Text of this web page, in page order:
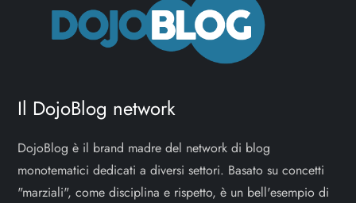
Il DojoBlog network
DojoBlog è il brand madre del network di blog
monotematici dedicati a diversi settori. Basato su concetti
"marziali", come disciplina e rispetto, è un bell'esempio di